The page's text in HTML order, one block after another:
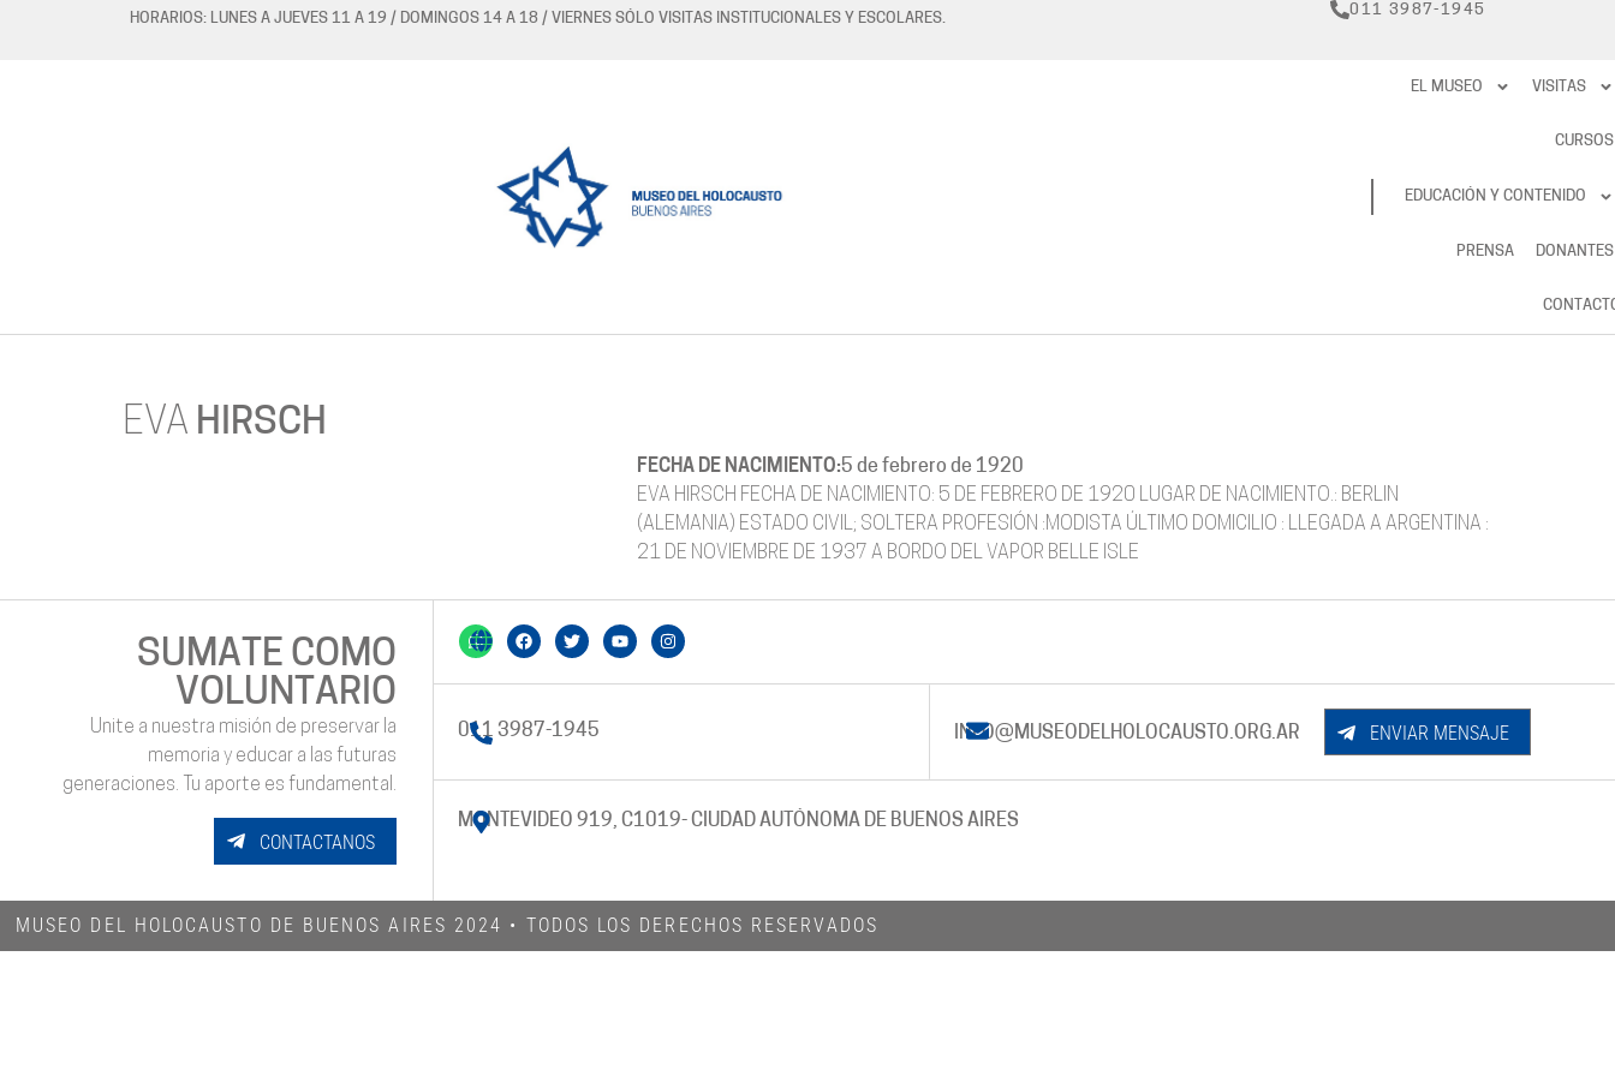
HORARIOS: LUNES A JUEVES 11 A 19 / DOMINGOS 14 A 18 / VIERNES SÓLO VISITAS INSTITUCIONALES Y ESCOLARES.
011 3987-1945
RESERVAS
EL MUSEO VISITAS
CURSOS
EDUCACIÓN Y CONTENIDO
PRENSA DONANTES
EVA HIRSCH
FECHA DE NACIMIENTO:5 de febrero de 1920
EVA HIRSCH FECHA DE NACIMIENTO: 5 DE FEBRERO DE 1920 LUGAR DE NACIMIENTO.: BERLIN
(ALEMANIA) ESTADO CIVIL; SOLTERA PROFESIÓN :MODISTA ÚLTIMO DOMICILIO : LLEGADA A ARGENTINA :
21 DE NOVIEMBRE DE 1937 A BORDO DEL VAPOR BELLE ISLE
SUMATE COMO
VOLUNTARIO
Unite a nuestra misión de preservar la
memoria y educar a las futuras
generaciones. Tu aporte es fundamental.
CONTACTANOS
011 3987-1945 INFO@MUSEODELHOLOCAUSTO.ORG.AR ENVIAR MENSAJE
MONTEVIDEO 919, C1019- CIUDAD AUTÓNOMA DE BUENOS AIRES
MUSEO DEL HOLOCAUSTO DE BUENOS AIRES 2024​ • TODOS LOS DERECHOS RESERVADOS